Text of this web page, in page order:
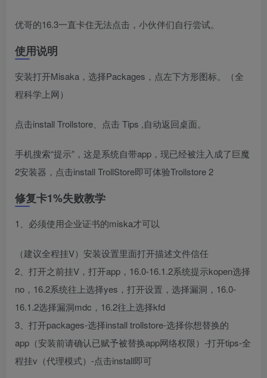
优哥的16.3一直卡住无法点击，小伙伴们自行尝试。
使用说明
安装打开Misaka，选择Packages，点左下方形图标。（全
程科学上网）
点击install Trollstore、点击 Tips ,自动返回桌面。
手机搜索“提示”，这是系统自带app，现已经被注入成了巨魔
2安装器，点击install TrollStore即可体验Trollstore 2
修复卡1%失败教学
1、必须使用企业证书的miska才可以
（建议全程挂V）安装设置里面打开描述文件信任
2、打开之前挂V，打开app，16.0-16.1.2系统提示kopen选择
no，16.2系统往上选择yes，打开设置，选择漏洞，16.0-
16.1.2选择漏洞mdc，16.2往上选择kfd
3、打开packages-选择install trollstore-选择你想替换的
app（安装前请确认已赋予被替换app网络权限）-打开tips-全
程挂v（代理模式）-点击install即可